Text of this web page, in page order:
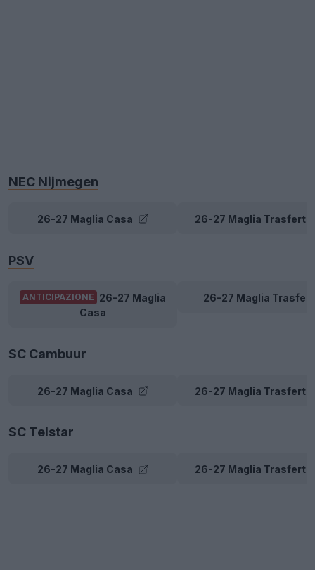
NEC Nijmegen
26-27 Maglia Casa 26-27 Maglia Trasferta
PSV
ANTICIPAZIONE 26-27 Maglia
Casa
26-27 Maglia
SC Cambuur
26-27 Maglia Casa 26-27 Maglia Trasferta
SC Telstar
26-27 Maglia Casa 26-27 Maglia Trasferta